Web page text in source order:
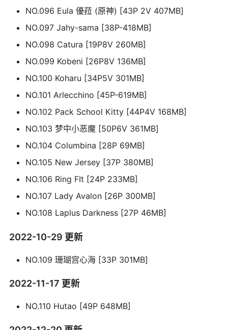
NO.096 Eula 優菈 (原神) [43P 2V 407MB]
NO.097 Jahy-sama [38P-418MB]
NO.098 Catura [19P8V 260MB]
NO.099 Kobeni [26P8V 136MB]
NO.100 Koharu [34P5V 301MB]
NO.101 Arlecchino [45P-619MB]
NO.102 Pack School Kitty [44P4V 168MB]
NO.103 梦中小恶魔 [50P6V 361MB]
NO.104 Columbina [28P 69MB]
NO.105 New Jersey [37P 380MB]
NO.106 Ring FIt [24P 233MB]
NO.107 Lady Avalon [26P 300MB]
NO.108 Laplus Darkness [27P 46MB]
2022-10-29 更新
NO.109 珊瑚宫心海 [33P 301MB]
2022-11-17 更新
NO.110 Hutao [49P 648MB]